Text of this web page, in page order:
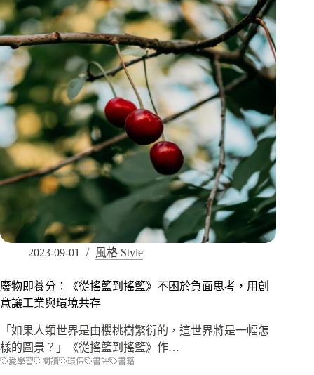
2023-09-01 風格 Style
廢物即養分：《從搖籃到搖籃》不困於負面思考，用創
意讓工業與環境共存
「如果人類世界是由櫻桃樹繁衍的，這世界將是一幅怎
樣的圖景？」《從搖籃到搖籃》作…
愛學習 閱讀 環保 書評 書籍